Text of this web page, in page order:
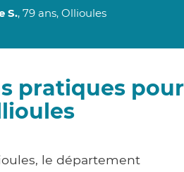
S., 79 ans, Ollioules
pratiques pour
le département